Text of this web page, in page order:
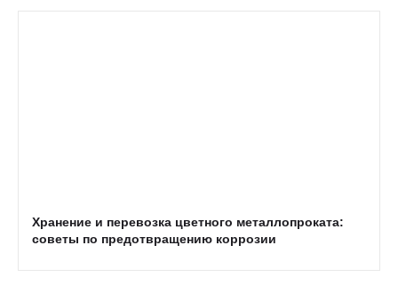
Хранение и перевозка цветного металлопроката:
советы по предотвращению коррозии